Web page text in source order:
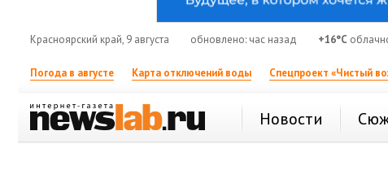
Красноярский край, 9 августа обновлено: час назад +16°C
Погода в августе Карта отключений воды Спецпроект «Чистый
Новости